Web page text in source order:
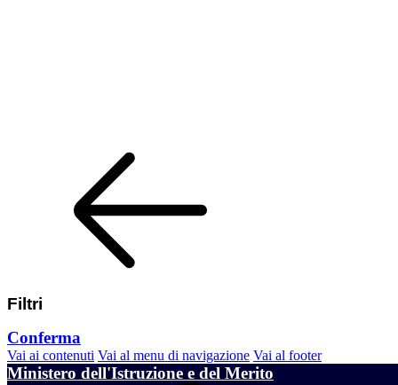
Filtri
Conferma
Vai ai contenuti Vai al menu di navigazione Vai al footer
Ministero dell'Istruzione e del Merito